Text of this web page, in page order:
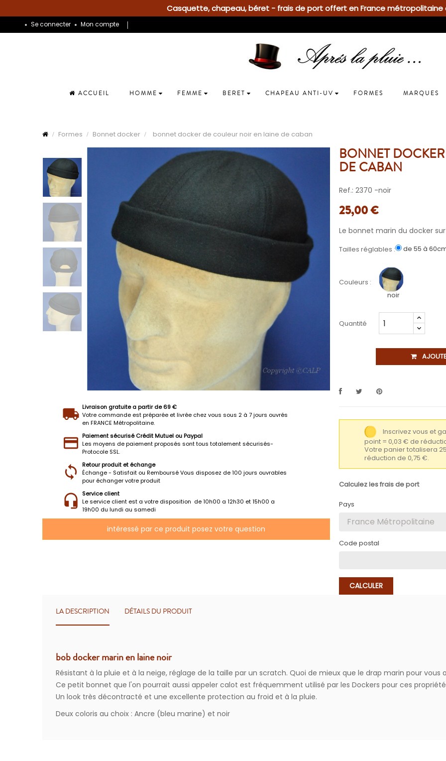
Casquette, chapeau, béret - frais de port offert en France métropolitaine
Se connecter Mon compte
ACCUEIL HOMME FEMME BERET CHAPEAU ANTI-UV FORMES MARQUES
Formes Bonnet docker bonnet docker de couleur noir en laine de caban
Livraison gratuite a partir de 69 €
Votre commande est préparée et livrée chez vous sous 2 à 7 jours ouvrés
en FRANCE Métropolitaine.
Paiement sécurisé Crédit Mutuel ou Paypal
Les moyens de paiement proposés sont tous totalement sécurisés-
Protocole SSL.
Retour produit et échange
Échange - Satisfait ou Remboursé Vous disposez de 100 jours ouvrables
pour échanger votre produit
Service client
Le service client est a votre disposition de 10h00 a 12h30 et 15h00 a
19h00 du lundi au samedi
intéressé par ce produit posez votre question
BONNET
DE CABAN
Ref.: 2370 -noir
25,00 €
Le bonnet marin du docker
Tailles réglables : de 55 à
Couleurs :
noir
Quantité
Inscrivez vous et
point = 0,03 € de
Votre panier totalisera
réduction de 0,75 €.
Calculez les frais de port
Pays
Code postal
CALCULER
LA DESCRIPTION DÉTAILS DU PRODUIT
bob docker marin en laine noir
Résistant à la pluie et à la neige, réglage de la taille par un scratch. Quoi de mieux que le drap marin pour
Ce petit bonnet que l'on pourrait aussi appeler calot est fréquemment utilisé par les Dockers pour ces
Un look très décontracté et une excellente protection au froid et à la pluie.
Deux coloris au choix : Ancre (bleu marine) et noir